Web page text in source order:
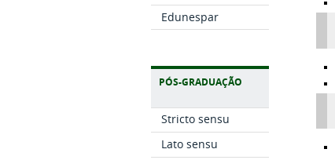
Edunespar
PÓS-GRADUAÇÃO
Stricto sensu
Lato sensu